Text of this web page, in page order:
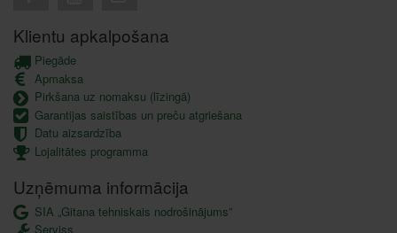
Klientu apkalpošana
Piegāde
Apmaksa
Pirkšana uz nomaksu (līzingā)
Garantijas saistības un preču atgriešana
Datu aizsardzība
Lojalitātes programma
Uzņēmuma informācija
SIA „Gitana tehniskais nodrošinājums”
Serviss